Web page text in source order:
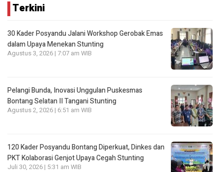
Terkini
30 Kader Posyandu Jalani Workshop Gerobak Emas
dalam Upaya Menekan Stunting
Agustus 3, 2026 | 7:07 am WIB
Pelangi Bunda, Inovasi Unggulan Puskesmas
Bontang Selatan II Tangani Stunting
Agustus 2, 2026 | 6:51 am WIB
120 Kader Posyandu Bontang Diperkuat, Dinkes dan
PKT Kolaborasi Genjot Upaya Cegah Stunting
Juli 30, 2026 | 5:31 am WIB